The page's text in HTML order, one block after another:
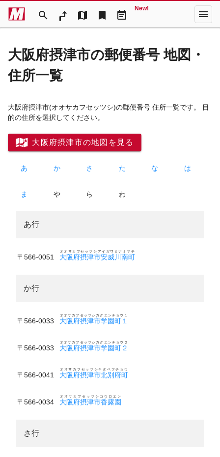
search map bookmark event_note
New! menu
大阪府摂津市の郵便番号 地図・
住所一覧
大阪府摂津市(オオサカフセッツシ)の郵便番号 住所一覧です。 目
的の住所を選択してください。
大阪府摂津市の地図を見る
あ か さ た な は
ま や ら わ
あ行
〒566-0051 大阪府摂津市安威川南町
オオサカフセッツシアイガワミナミマチ
か行
〒566-0033 大阪府摂津市学園町１
オオサカフセッツシガクエンチョウ１
〒566-0033 大阪府摂津市学園町２
オオサカフセッツシガクエンチョウ２
〒566-0041 大阪府摂津市北別府町
オオサカフセッツシキタベフチョウ
〒566-0034 大阪府摂津市香露園
オオサカフセッツシコウロエン
さ行